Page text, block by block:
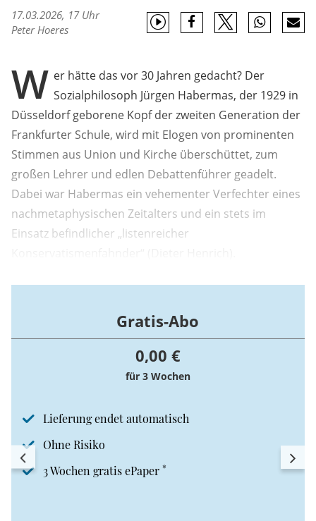
17.03.2026, 17 Uhr
Peter Hoeres
W er hätte das vor 30 Jahren gedacht? Der
Sozialphilosoph Jürgen Habermas, der 1929 in
Düsseldorf geborene Kopf der zweiten Generation der
Frankfurter Schule, wird mit Elogen von prominenten
Stimmen aus Union und Kirche überschüttet, zum
großen Lehrer und edlen Debattenführer geadelt.
Dabei war Habermas ein vehementer Verfechter eines
nachmetaphysischen Zeitalters und ein stets im
Einsatz befindlicher „listenreicher
Gratis-Abo
0,00 €
für 3 Wochen
Lieferung endet automatisch
Ohne Risiko
3 Wochen gratis ePaper *